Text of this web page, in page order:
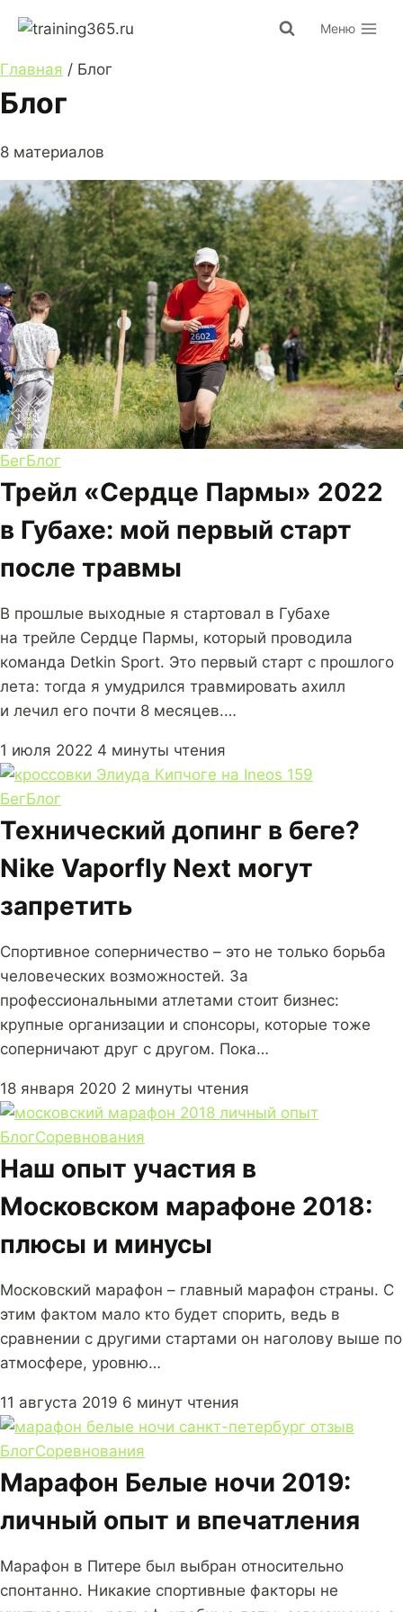
содержимому
Меню
Главная / Блог
Блог
8 материалов
БегБлог
Трейл «Сердце Пармы» 2022
в Губахе: мой первый старт
после травмы
В прошлые выходные я стартовал в Губахе
на трейле Сердце Пармы, который проводила
команда Detkin Sport. Это первый старт с прошлого
лета: тогда я умудрился травмировать ахилл
и лечил его почти 8 месяцев.…
1 июля 2022 4 минуты чтения
БегБлог
Технический допинг в беге?
Nike Vaporfly Next могут
запретить
Спортивное соперничество – это не только борьба
человеческих возможностей. За
профессиональными атлетами стоит бизнес:
крупные организации и спонсоры, которые тоже
соперничают друг с другом. Пока…
18 января 2020 2 минуты чтения
БлогСоревнования
Наш опыт участия в
Московском марафоне 2018:
плюсы и минусы
Московский марафон – главный марафон страны. С
этим фактом мало кто будет спорить, ведь в
сравнении с другими стартами он наголову выше по
атмосфере, уровню…
11 августа 2019 6 минут чтения
БлогСоревнования
Марафон Белые ночи 2019:
личный опыт и впечатления
Марафон в Питере был выбран относительно
спонтанно. Никакие спортивные факторы не